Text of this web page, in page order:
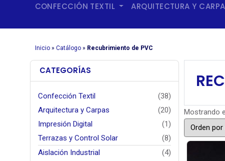
CONFECCIÓN TEXTIL ARQUITECTURA Y
Inicio» Catálogo» Recubrimiento de PVC
CATEGORÍAS
Confección Textil
(38)
Arquitectura y Carpas
(20)
Impresión Digital
(1)
Terrazas y Control Solar
(8)
Aislación Industrial
(4)
Mostrando